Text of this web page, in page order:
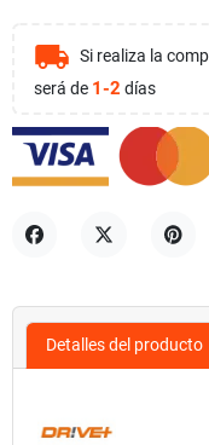
local_shipping Si realiza la
será de 1-2 días
Detalles del producto